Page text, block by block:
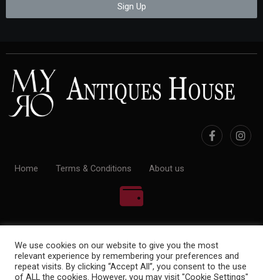
Sign Up
Home Terms & Conditions About us
We use cookies on our website to give you the most
relevant experience by remembering your preferences and
repeat visits. By clicking “Accept All”, you consent to the use
of ALL the cookies. However, you may visit "Cookie Settings"